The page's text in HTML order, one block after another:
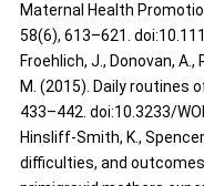
Maternal Health
58(6), 613–621.
Froehlich, J., Donovan, A.,
M. (2015). Daily routines
433–442. doi:10.3233/
Hinsliff-Smith, K.,
difficulties, and